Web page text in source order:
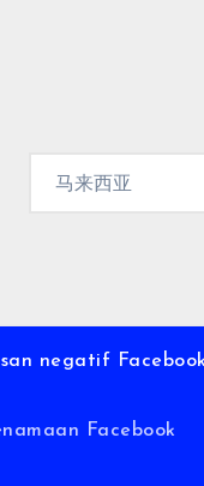
negatif Facebook
Facebook